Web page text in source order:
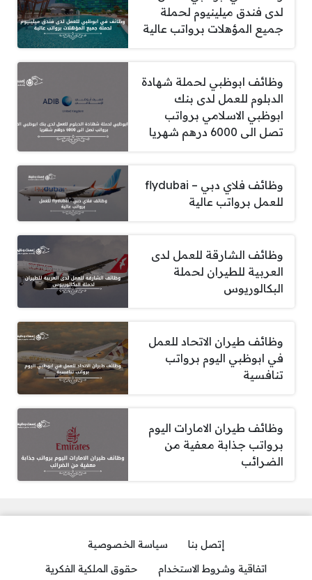
لدى فندق ميلينيوم لحملة
جميع المؤهلات برواتب عالية
وظائف ابوظبي لحملة شهادة
الدبلوم للعمل لدى بنك
ابوظبي الاسلامي برواتب
تصل الى 6000 درهم شهريا
وظائف فلاي دبي – flydubai
للعمل برواتب عالية
وظائف الشارقة للعمل لدى
العربية للطيران لحملة
البكالوريوس
وظائف طيران الاتحاد للعمل
في ابوظبي اليوم برواتب
تنافسية
وظائف طيران الامارات اليوم
برواتب جذابة معفية من
الضرائب
إتصل بنا
سياسة الخصوصية
اتفاقية وشروط الاستخدام
حقوق الملكية الفكرية